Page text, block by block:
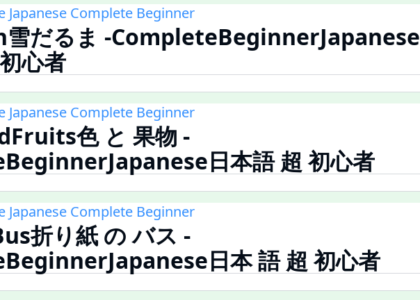
Japanese Complete Beginner
だるま -CompleteBeginnerJapanese
心者
Japanese Complete Beginner
色 と 果物 -
日本語 超 初心者
Japanese Complete Beginner
折り紙 の バス -
日本 語 超 初心者